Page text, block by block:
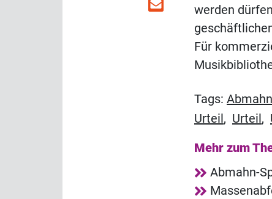
werden
Für
Tags:
Urteil , Urteil ,
Mehr zum
Abmahn-